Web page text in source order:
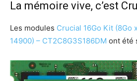
La mémoire vive, c’est
Les modules Crucial 16Go Kit (8Go
14900) – CT2C8G3S186DM ont été